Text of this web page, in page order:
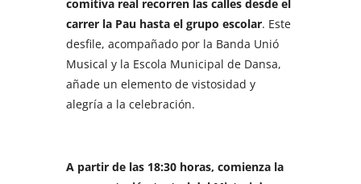
comitiva real recorren las calles desde el
carrer la Pau hasta el grupo escolar. Este
desfile, acompañado por la Banda Unió
Musical y la Escola Municipal de Dansa,
añade un elemento de vistosidad y
alegría a la celebración.
A partir de las 18:30 horas, comienza la